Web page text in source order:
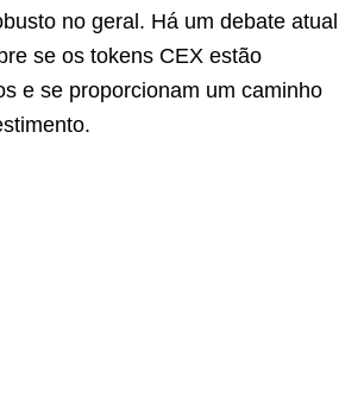
no geral. Há um debate atual
se os tokens CEX estão
e se proporcionam um caminho